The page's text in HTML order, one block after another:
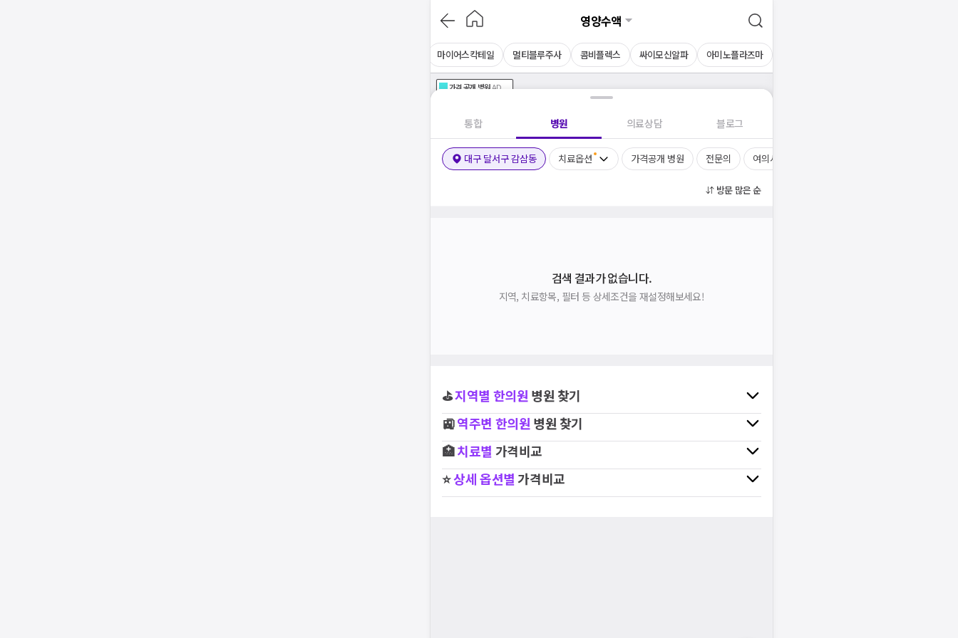
영양수액
마이어스칵테일 멀티블루주사 콤비플렉스 싸이모신알파 아미노플라즈마
가격공개 병원AD
통합 병원 의료상담 블로그
대구 달서구 감삼동 치료옵션 가격공개 병원 전문의 여의사
방문 많은 순
검색 결과가 없습니다.
지역, 치료항목, 필터 등 상세조건을 재설정해보세요!
⛳지역별 한의원 병원 찾기
🚉역주변 한의원 병원 찾기
🏥치료별 가격비교
⭐상세 옵션별가격비교